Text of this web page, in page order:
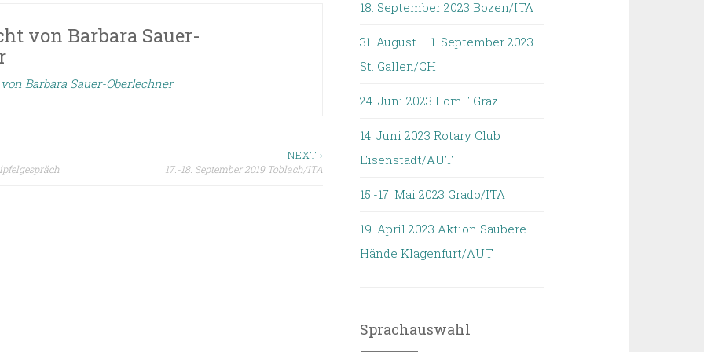
von Barbara Sauer-
Barbara Sauer-Oberlechner
NEXT ›
17.-18. September 2019 Toblach/ITA
18. September 2023 Bozen/ITA
31. August – 1. September 2023
St. Gallen/CH
24. Juni 2023 FomF Graz
14. Juni 2023 Rotary Club
Eisenstadt/AUT
15.-17. Mai 2023 Grado/ITA
19. April 2023 Aktion Saubere
Hände Klagenfurt/AUT
Sprachauswahl